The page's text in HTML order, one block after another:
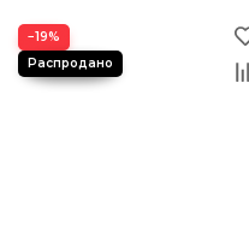
−19%